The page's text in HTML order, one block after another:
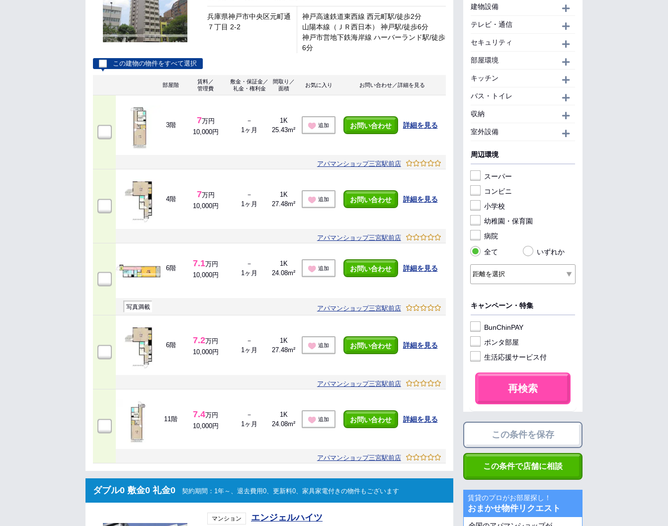
兵庫県神戸市中央区元町通
７丁目 2-2
神戸高速鉄道東西線 西元町駅/徒歩2分
山陽本線（ＪＲ西日本） 神戸駅/徒歩6分
神戸市営地下鉄海岸線 ハーバーランド駅/徒歩
6分
この建物の物件をすべて選択
部屋階
賃料／
管理費
敷金・保証金／
礼金・権利金
間取り／
面積
お気に入り お問い合わせ／詳細を見る
3階 7万円
10,000円
－
1ヶ月
1K
25.43m²
追加 お問い合わせ 詳細を見る
アパマンショップ三宮駅前店
4階 7万円
10,000円
－
1ヶ月
1K
27.48m²
追加 お問い合わせ 詳細を見る
アパマンショップ三宮駅前店
6階 7.1万円
10,000円
－
1ヶ月
1K
24.08m²
追加 お問い合わせ 詳細を見る
写真満載 アパマンショップ三宮駅前店
6階 7.2万円
10,000円
－
1ヶ月
1K
27.48m²
追加 お問い合わせ 詳細を見る
アパマンショップ三宮駅前店
11階 7.4万円
10,000円
－
1ヶ月
1K
24.08m²
追加 お問い合わせ 詳細を見る
アパマンショップ三宮駅前店
ダブル0 敷金0 礼金0 契約期間：1年～、退去費用0、更新料0、家具家電付きの物件もございます
マンション エンジェルハイツ
建物設備
テレビ・通信
セキュリティ
部屋環境
キッチン
バス・トイレ
収納
室外設備
周辺環境
スーパー
コンビニ
小学校
幼稚園・保育園
病院
全て
いずれか
キャンペーン・特集
BunChinPAY
ポンタ部屋
生活応援サービス付
再検索
この条件を保存
この条件で店舗に相談
賃貸のプロがお部屋探し！
おまかせ物件リクエスト